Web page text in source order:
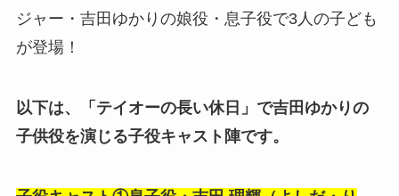
ジャー・吉田ゆかりの娘役・息子役で3人の子ども
が登場！
以下は、「テイオーの長い休日」で吉田ゆかりの
子供役を演じる子役キャスト陣です。